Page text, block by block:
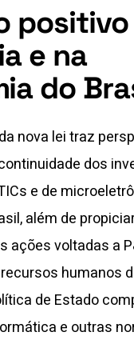
positivo
e na
do
nova lei traz
dos
e de
além de
ações voltadas a
humanos
de Estado
e outras